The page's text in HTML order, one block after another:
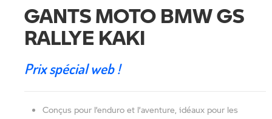
GANTS MOTO BMW GS
RALLYE KAKI
Prix spécial web !
Conçus pour l’enduro et l’aventure, idéaux pour les